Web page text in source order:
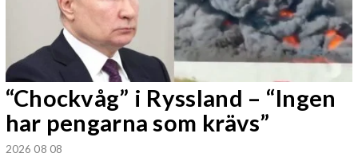
“Chockvåg” i Ryssland – “Ingen
har pengarna som krävs”
2026 08 08